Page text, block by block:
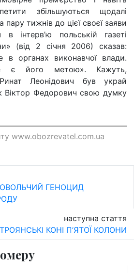
збільшуються щодалі
пару тижнів до цієї своєї заяви
інтерв’ю польській газеті
(від 2 січня 2006) сказав:
в органах виконавчої влади.
є його метою». Кажуть,
Леонідович був украй
Віктор Федорович свою думку
www.obozrevatel.com.ua
ГЕНОЦИД
наступна стаття
ТРОЯНСЬКІ КОНІ П’ЯТОЇ КОЛОНИ